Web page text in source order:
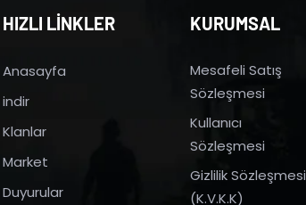
HIZLI LİNKLER
Anasayfa
indir
Klanlar
Market
Duyurular
KURUMSAL
Mesafeli Satış
Sözleşmesi
Kullanıcı
Sözleşmesi
Gizlilik Sözleşmesi
(K.V.K.K)